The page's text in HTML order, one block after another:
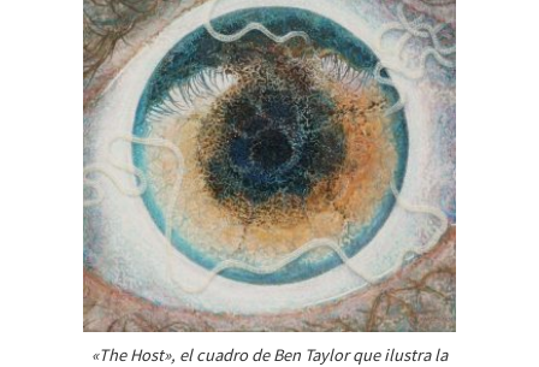
«The Host», el cuadro de Ben Taylor que ilustra la